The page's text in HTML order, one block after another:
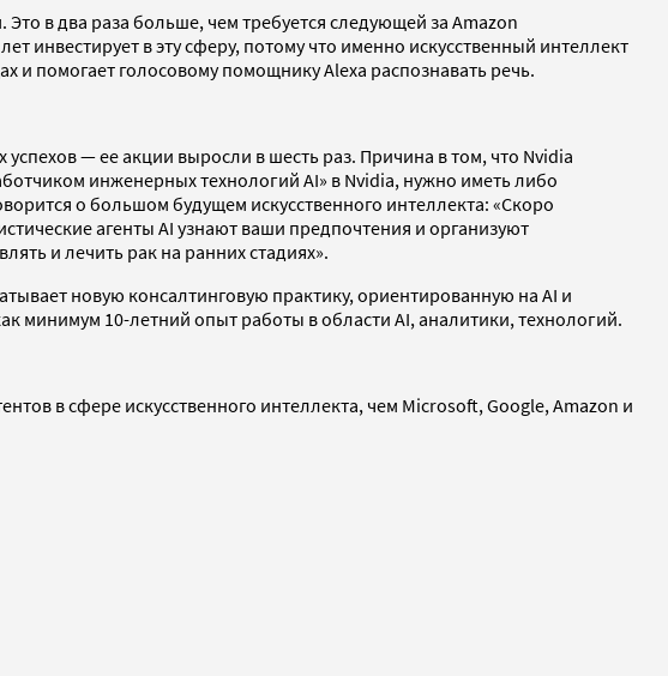
в два раза больше, чем требуется следующей за Amazon
инвестирует в эту сферу, потому что именно искусственный интеллект
помогает голосовому помощнику Alexa распознавать речь.
— ее акции выросли в шесть раз. Причина в том, что Nvidia
инженерных технологий AI» в Nvidia, нужно иметь либо
о большом будущем искусственного интеллекта: «Скоро
агенты AI узнают ваши предпочтения и организуют
и лечить рак на ранних стадиях».
новую консалтинговую практику, ориентированную на AI и
минимум 10-летний опыт работы в области AI, аналитики, технологий.
в сфере искусственного интеллекта, чем Microsoft, Google, Amazon и